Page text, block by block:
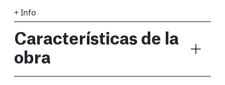
+ Info
Características de la
obra